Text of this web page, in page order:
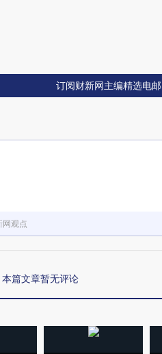
订阅财新网主编精选电邮
网观点
本篇文章暂无评论